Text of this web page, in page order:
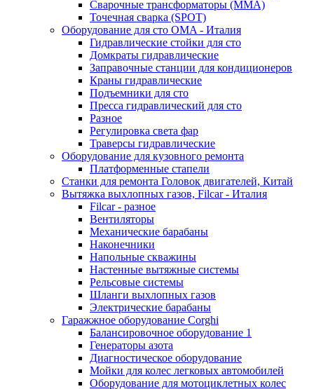
Сварочные трансформаторы (MMA)
Точечная сварка (SPOT)
Оборудование для сто OMA - Италия
Гидравлические стойки для сто
Домкраты гидравлические
Заправочные станции для кондиционеров
Краны гидравлические
Подъемники для сто
Пресса гидравлический для сто
Разное
Регулировка света фар
Траверсы гидравлические
Оборудование для кузовного ремонта
Платформенные стапели
Станки для ремонта Головок двигателей, Китай
Вытяжка выхлопных газов, Filcar - Италия
Filcar - разное
Вентиляторы
Механические барабаны
Наконечники
Напольные скважины
Настенные вытяжные системы
Рельсовые системы
Шланги выхлопных газов
Электрические барабаны
Гаражжное оборудование Corghi
Балансировочное оборудование 1
Генераторы азота
Диагностическое оборудование
Мойки для колес легковых автомобилей
Оборудование для мотоциклетных колес